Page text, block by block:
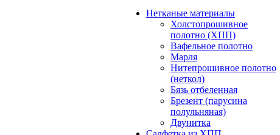
Нетканые материалы
Холстопрошивное
полотно (ХПП)
Вафельное полотно
Марля
Нитепрошивное полотно
(неткол)
Бязь отбеленная
Брезент (парусина
полульняная)
Двунитка